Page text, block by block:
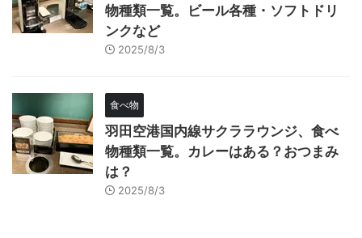
物種類一覧。ビール各種・ソフトドリ
ンクなど
2025/8/3
食べ物
羽田空港国内線サクララウンジ、食べ
物種類一覧。カレーはある？おつまみ
は？
2025/8/3